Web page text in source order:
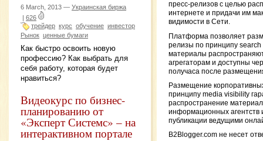
6 March, 2013 — Украинская биржа
626
трейдер курс обучение инвестор
Рынок ценные бумаги
Как быстро освоить новую
профессию? Как выбрать для
себя работу, которая будет
нравиться?
Видеокурс по бизнес-
планированию от
«Эксперт Системс» – на
интерактивном портале
пресс-релизов с целью
интернете и придачи им
видимости в Сети.
Платформа позволяет
релизы по принципу search
материалы
агрегаторам и доступны
получаса после
Размещение
принципу media visibility
распространение
информационных агентств
публикации ведущими
B2Blogger.com не несет